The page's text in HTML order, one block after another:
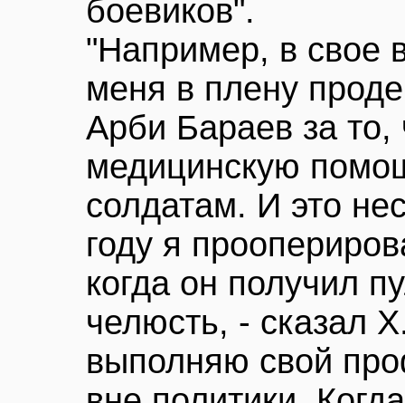
боевиков".
"Например, в свое
меня в плену
Арби Бараев за то,
медицинскую
солдатам. И это
году я
когда он получил
челюсть, - сказал
выполняю свой